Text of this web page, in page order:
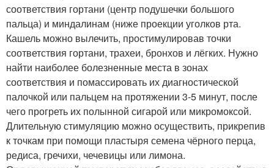
соответствия гортани (центр подушечки большого
пальца) и миндалинам (ниже проекции уголков рта.
Кашель можно вылечить, простимулировав точки
соответствия гортани, трахеи, бронхов и лёгких. Нужно
найти наиболее болезненные места в зонах
соответствия и помассировать их диагностической
палочкой или пальцем на протяжении 3-5 минут, после
чего прогреть их полынной сигарой или микромоксой.
Длительную стимуляцию можно осуществить, прикрепив
к точкам при помощи пластыря семена чёрного перца,
редиса, гречихи, чечевицы или лимона.